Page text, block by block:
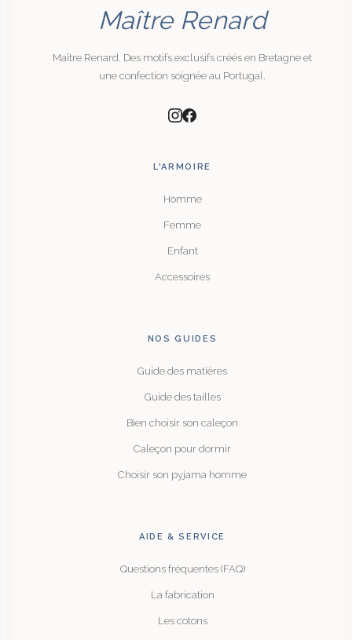
Maître Renard
Maître Renard. Des motifs exclusifs créés en Bretagne et
une confection soignée au Portugal.
L'ARMOIRE
Homme
Femme
Enfant
Accessoires
NOS GUIDES
Guide des matières
Guide des tailles
Bien choisir son caleçon
Caleçon pour dormir
Choisir son pyjama homme
AIDE & SERVICE
Questions fréquentes (FAQ)
La fabrication
Les cotons